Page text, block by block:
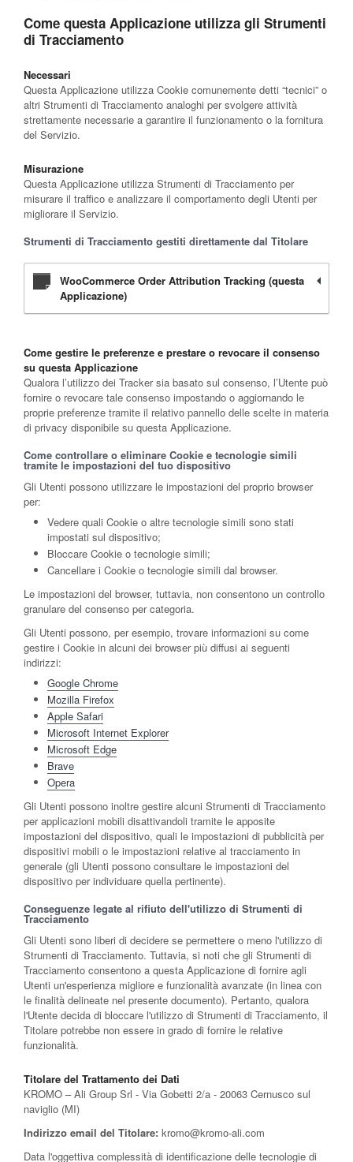
Come questa Applicazione utilizza gli Strumenti
di Tracciamento
Necessari
Questa Applicazione utilizza Cookie comunemente detti “tecnici” o
altri Strumenti di Tracciamento analoghi per svolgere attività
strettamente necessarie a garantire il funzionamento o la fornitura
del Servizio.
Misurazione
Questa Applicazione utilizza Strumenti di Tracciamento per
misurare il traffico e analizzare il comportamento degli Utenti per
migliorare il Servizio.
Strumenti di Tracciamento gestiti direttamente dal Titolare
WooCommerce Order Attribution Tracking (questa
Applicazione)
Come gestire le preferenze e prestare o revocare il consenso
su questa Applicazione
Qualora l’utilizzo dei Tracker sia basato sul consenso, l’Utente può
fornire o revocare tale consenso impostando o aggiornando le
proprie preferenze tramite il relativo pannello delle scelte in materia
di privacy disponibile su questa Applicazione.
Come controllare o eliminare Cookie e tecnologie simili
tramite le impostazioni del tuo dispositivo
Gli Utenti possono utilizzare le impostazioni del proprio browser
per:
Vedere quali Cookie o altre tecnologie simili sono stati
impostati sul dispositivo;
Bloccare Cookie o tecnologie simili;
Cancellare i Cookie o tecnologie simili dal browser.
Le impostazioni del browser, tuttavia, non consentono un controllo
granulare del consenso per categoria.
Gli Utenti possono, per esempio, trovare informazioni su come
gestire i Cookie in alcuni dei browser più diffusi ai seguenti
indirizzi:
Google Chrome
Mozilla Firefox
Apple Safari
Microsoft Internet Explorer
Microsoft Edge
Brave
Opera
Gli Utenti possono inoltre gestire alcuni Strumenti di Tracciamento
per applicazioni mobili disattivandoli tramite le apposite
impostazioni del dispositivo, quali le impostazioni di pubblicità per
dispositivi mobili o le impostazioni relative al tracciamento in
generale (gli Utenti possono consultare le impostazioni del
dispositivo per individuare quella pertinente).
Conseguenze legate al rifiuto dell'utilizzo di Strumenti di
Tracciamento
Gli Utenti sono liberi di decidere se permettere o meno l'utilizzo di
Strumenti di Tracciamento. Tuttavia, si noti che gli Strumenti di
Tracciamento consentono a questa Applicazione di fornire agli
Utenti un'esperienza migliore e funzionalità avanzate (in linea con
le finalità delineate nel presente documento). Pertanto, qualora
l'Utente decida di bloccare l'utilizzo di Strumenti di Tracciamento, il
Titolare potrebbe non essere in grado di fornire le relative
funzionalità.
Titolare del Trattamento dei Dati
KROMO – Ali Group Srl - Via Gobetti 2/a - 20063 Cernusco sul
naviglio (MI)
Indirizzo email del Titolare: kromo@kromo-ali.com
Data l'oggettiva complessità di identificazione delle tecnologie di